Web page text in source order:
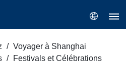
Voyager à Shanghai
Festivals et Célébrations